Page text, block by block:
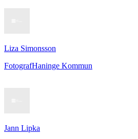
Liza Simonsson
FotografHaninge Kommun
Jann Lipka